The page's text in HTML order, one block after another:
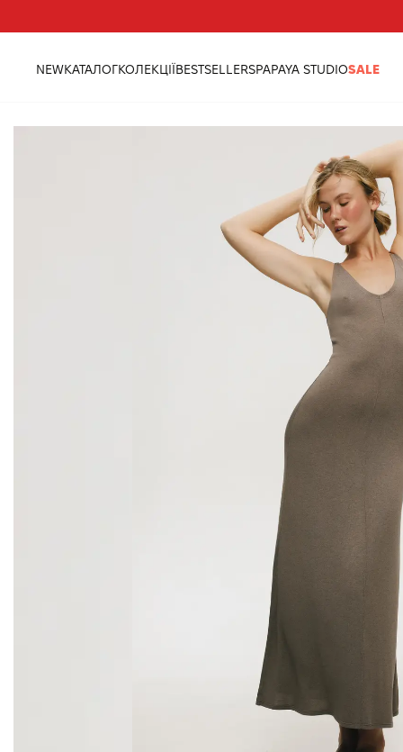
Адреси магазинів
NEWКАТАЛОГКОЛЕКЦІЇBESTSELLERSPAPAYA STUDIOSALE